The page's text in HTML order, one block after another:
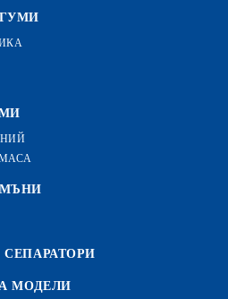
МОДЕЛИ